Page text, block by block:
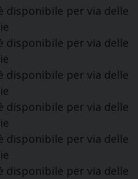
disponibile per via delle
disponibile per via delle
disponibile per via delle
disponibile per via delle
disponibile per via delle
disponibile per via delle